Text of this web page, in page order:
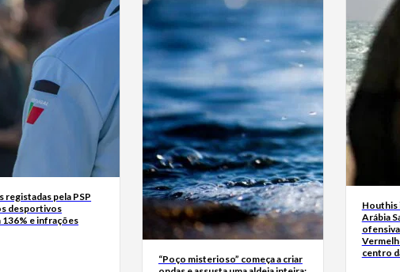
registadas pela PSP
desportivos
136% e infrações
“Poço misterioso” começa a criar
Houthis
Arábia
centro